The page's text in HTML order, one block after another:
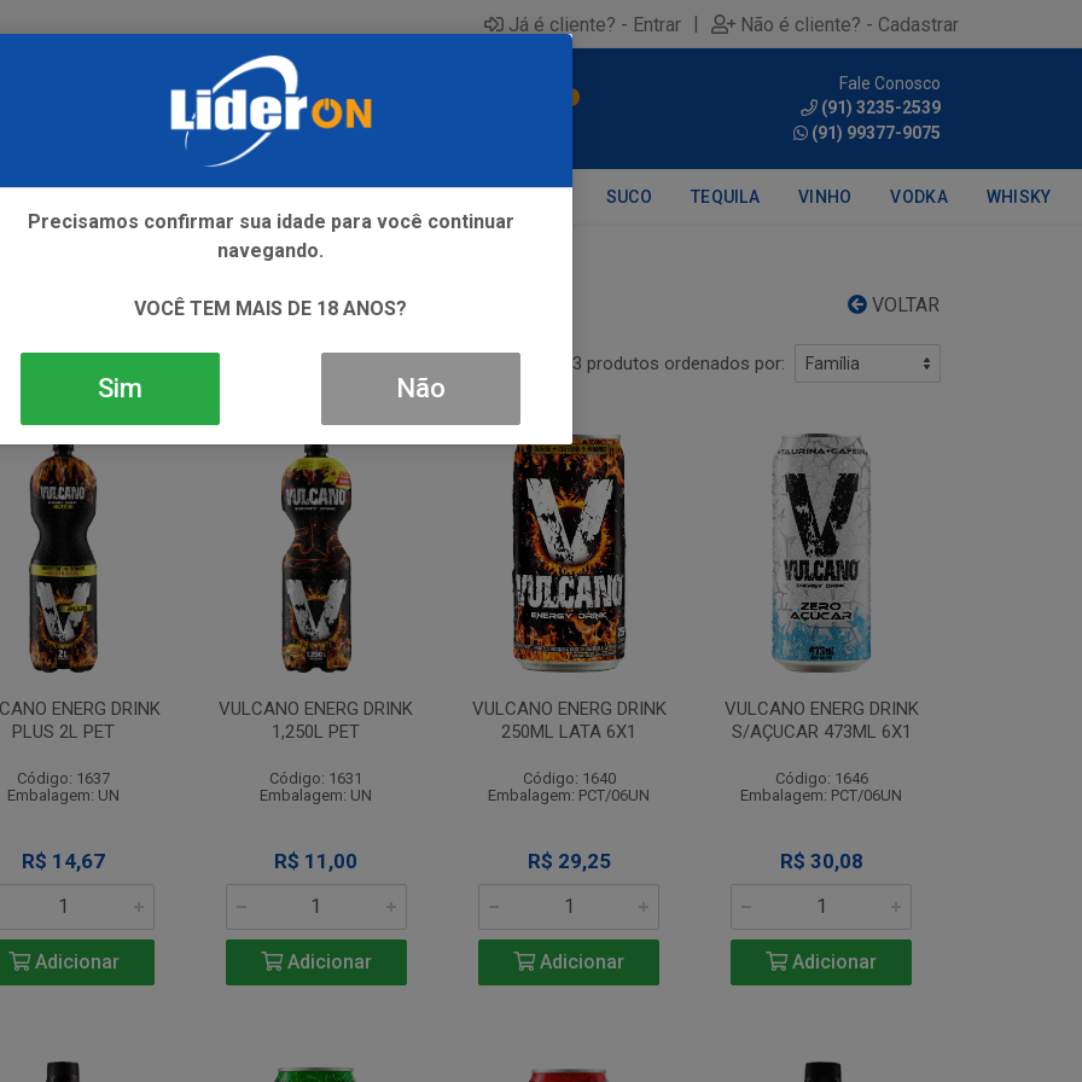
Já é cliente? - Entrar | Não é cliente? - Cadastrar
Fale Conosco
(91) 3235-2539
(91) 99377-9075
SUCO TEQUILA VINHO VODKA WHISKY
VOLTAR
13 produtos ordenados por:
ENERG DRINK
PLUS 2L PET
Código: 1637
Embalagem: UN
R$ 14,67
Adicionar
VULCANO ENERG DRINK
1,250L PET
Código: 1631
Embalagem: UN
R$ 11,00
Adicionar
VULCANO ENERG DRINK
250ML LATA 6X1
Código: 1640
Embalagem: PCT/06UN
R$ 29,25
Adicionar
VULCANO ENERG DRINK
S/AÇUCAR 473ML 6X1
Código: 1646
Embalagem: PCT/06UN
R$ 30,08
Adicionar
Precisamos confirmar sua idade para você continuar
navegando.
VOCÊ TEM MAIS DE 18 ANOS?
Sim Não